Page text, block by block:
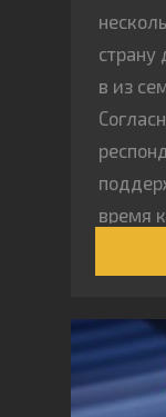
страну
в из
время